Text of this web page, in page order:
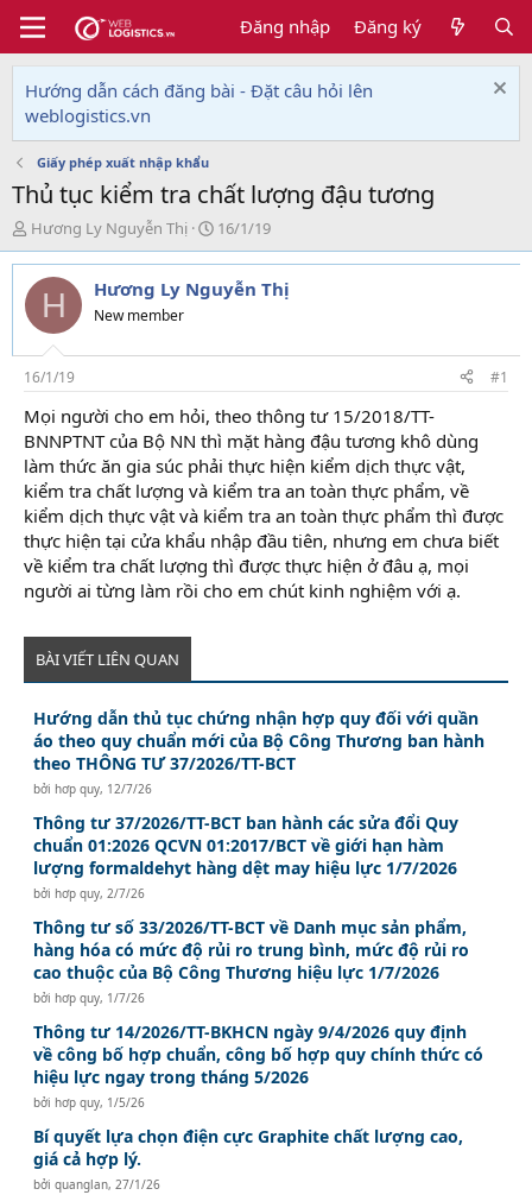
Đăng nhập Đăng ký
Hướng dẫn cách đăng bài - Đặt câu hỏi lên
weblogistics.vn
Giấy phép xuất nhập khẩu
Thủ tục kiểm tra chất lượng đậu tương
T
h
r
e
d
s
t
a
r
t
e
r
Hương Ly Nguyễn Thị
N
g
à
y
i
16/1/19
H Hương Ly Nguyễn Thị
New member
16/1/19 #1
Mọi người cho em hỏi, theo thông tư 15/2018/TT-
BNNPTNT của Bộ NN thì mặt hàng đậu tương khô dùng
làm thức ăn gia súc phải thực hiện kiểm dịch thực vật,
kiểm tra chất lượng và kiểm tra an toàn thực phẩm, về
kiểm dịch thực vật và kiểm tra an toàn thực phẩm thì được
thực hiện tại cửa khẩu nhập đầu tiên, nhưng em chưa biết
về kiểm tra chất lượng thì được thực hiện ở đâu ạ, mọi
người ai từng làm rồi cho em chút kinh nghiệm với ạ.
BÀI VIẾT LIÊN QUAN
Hướng dẫn thủ tục chứng nhận hợp quy đối với quần
áo theo quy chuẩn mới của Bộ Công Thương ban hành
theo THÔNG TƯ 37/2026/TT-BCT
bởihơp quy, 12/7/26
Thông tư 37/2026/TT-BCT ban hành các sửa đổi Quy
chuẩn 01:2026 QCVN 01:2017/BCT về giới hạn hàm
lượng formaldehyt hàng dệt may hiệu lực 1/7/2026
bởihơp quy, 2/7/26
Thông tư số 33/2026/TT-BCT về Danh mục sản phẩm,
hàng hóa có mức độ rủi ro trung bình, mức độ rủi ro
cao thuộc của Bộ Công Thương hiệu lực 1/7/2026
bởihơp quy, 1/7/26
Thông tư 14/2026/TT-BKHCN ngày 9/4/2026 quy định
về công bố hợp chuẩn, công bố hợp quy chính thức có
hiệu lực ngay trong tháng 5/2026
bởihơp quy, 1/5/26
Bí quyết lựa chọn điện cực Graphite chất lượng cao,
giá cả hợp lý.
bởiquanglan, 27/1/26